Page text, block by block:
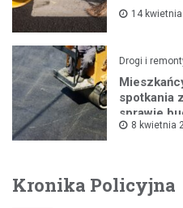
14
Drogi i
spotkania
sprawie
8 kwietnia
Kronika Policyjna